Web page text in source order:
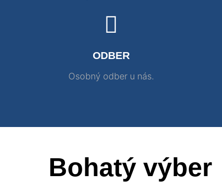
ODBER
Osobný odber u nás.
Bohatý výber